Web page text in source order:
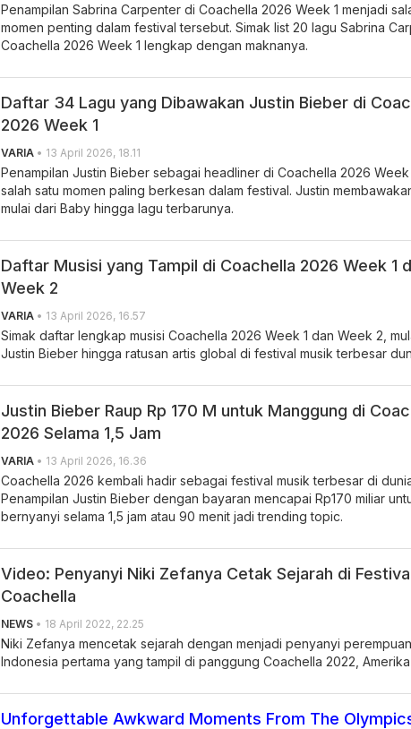
Penampilan Sabrina Carpenter di Coachella 2026 Week 1 menjadi
momen penting dalam festival tersebut. Simak list 20 lagu Sabrina
Coachella 2026 Week 1 lengkap dengan maknanya.
Daftar 34 Lagu yang Dibawakan Justin Bieber di
2026 Week 1
VARIA • 13 April 2026, 18.11
Penampilan Justin Bieber sebagai headliner di Coachella 2026 Week
salah satu momen paling berkesan dalam festival. Justin
mulai dari Baby hingga lagu terbarunya.
Daftar Musisi yang Tampil di Coachella 2026 Week 1
Week 2
VARIA • 13 April 2026, 16.57
Simak daftar lengkap musisi Coachella 2026 Week 1 dan Week 2,
Justin Bieber hingga ratusan artis global di festival musik terbesar
Justin Bieber Raup Rp 170 M untuk Manggung di
2026 Selama 1,5 Jam
VARIA • 13 April 2026, 16.36
Coachella 2026 kembali hadir sebagai festival musik terbesar di
Penampilan Justin Bieber dengan bayaran mencapai Rp170 miliar
bernyanyi selama 1,5 jam atau 90 menit jadi trending topic.
Video: Penyanyi Niki Zefanya Cetak Sejarah di
Coachella
NEWS • 18 April 2022, 22.25
Niki Zefanya mencetak sejarah dengan menjadi penyanyi perempuan
Indonesia pertama yang tampil di panggung Coachella 2022,
Unforgettable Awkward Moments From The